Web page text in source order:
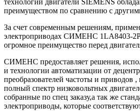
технологий двигатели SIEMENS
преимуществом по сравнению с
За счет современным решениям,
электроприводах СИМЕНС 1LA8403-
огромное преимущество перед
СИМЕНС предоставляет решения,
и технологии автоматизации от
преобразователей частоты и приводов
полный спектр низковольтных
собранные по спец заказу,а так же
электроприводы, которые